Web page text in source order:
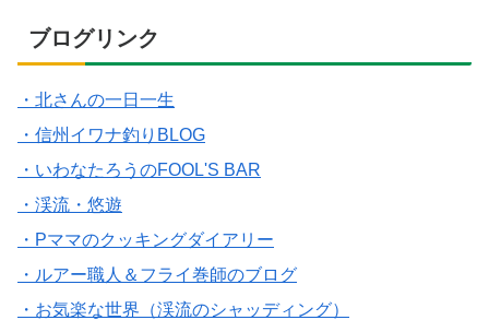
ブログリンク
・北さんの一日一生
・信州イワナ釣りBLOG
・いわなたろうのFOOL'S BAR
・渓流・悠遊
・Pママのクッキングダイアリー
・ルアー職人＆フライ巻師のブログ
・お気楽な世界（渓流のシャッディング）